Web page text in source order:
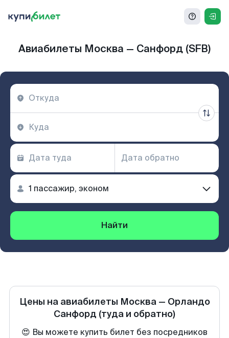
Авиабилеты Москва — Санфорд (SFB)
Найти
Цены на авиабилеты Москва— Орландо
Санфорд (туда и обратно)
😍 Вы можете купить билет без посредников